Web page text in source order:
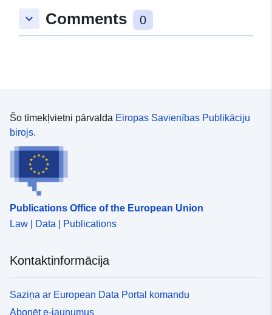
keyboard_arrow_down Comments 0
Šo tīmekļvietni pārvalda Eiropas Savienības Publikāciju
birojs.
Publications Office of the European Union
Law | Data | Publications
Kontaktinformācija
Saziņa ar European Data Portal komandu
Abonēt e-jaunumus